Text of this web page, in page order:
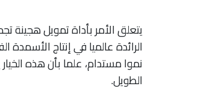
يتعلق الأمر بأداة تمويل هجينة
الرائدة عالميا في إنتاج الأسمدة
نموا مستدام، علما بأن هذه
الطويل.